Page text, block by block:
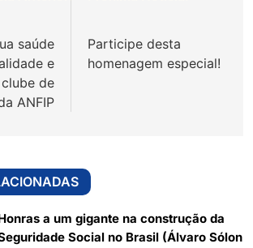
saúde
e
de
ANFIP
Participe desta
homenagem especial!
a um gigante na construção da
Social no Brasil (Álvaro Sólon